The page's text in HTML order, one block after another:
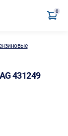
0
431249